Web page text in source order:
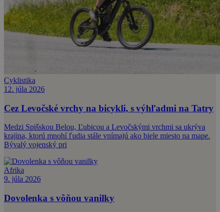
Cyklistika
12. júla 2026
Cez Levočské vrchy na bicykli, s výhľadmi na Tatry
Medzi Spišskou Belou, Ľubicou a Levočskými vrchmi sa ukrýva
krajina, ktorú mnohí ľudia stále vnímajú ako biele miesto na mape.
Bývalý vojenský pri
Afrika
9. júla 2026
Dovolenka s vôňou vanilky